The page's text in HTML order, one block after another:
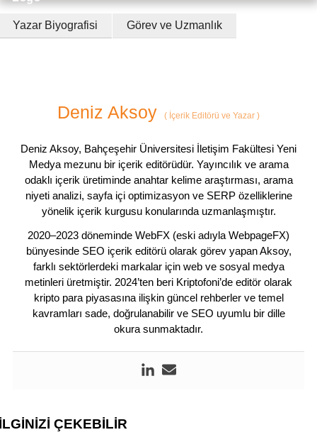
Yazar Biyografisi Görev ve Uzmanlık
Deniz Aksoy ( İçerik Editörü ve Yazar )
Deniz Aksoy, Bahçeşehir Üniversitesi İletişim Fakültesi Yeni
Medya mezunu bir içerik editörüdür. Yayıncılık ve arama
odaklı içerik üretiminde anahtar kelime araştırması, arama
niyeti analizi, sayfa içi optimizasyon ve SERP özelliklerine
yönelik içerik kurgusu konularında uzmanlaşmıştır.
2020–2023 döneminde WebFX (eski adıyla WebpageFX)
bünyesinde SEO içerik editörü olarak görev yapan Aksoy,
farklı sektörlerdeki markalar için web ve sosyal medya
metinleri üretmiştir. 2024’ten beri Kriptofoni’de editör olarak
kripto para piyasasına ilişkin güncel rehberler ve temel
kavramları sade, doğrulanabilir ve SEO uyumlu bir dille
okura sunmaktadır.
ÇEKEBİLİR